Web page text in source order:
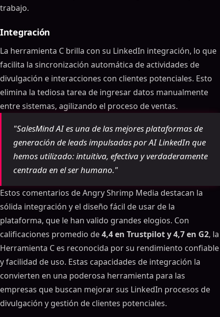
trabajo.
Integración
La herramienta C brilla con su LinkedIn integración, lo que
facilita la sincronización automática de actividades de
divulgación e interacciones con clientes potenciales. Esto
elimina la tediosa tarea de ingresar datos manualmente
entre sistemas, agilizando el proceso de ventas.
"SalesMind AI es una de las mejores plataformas de
generación de leads impulsadas por AI LinkedIn que
hemos utilizado: intuitiva, efectiva y verdaderamente
centrada en el ser humano."
Estos comentarios de Angry Shrimp Media destacan la
sólida integración y el diseño fácil de usar de la
plataforma, que le han valido grandes elogios. Con
calificaciones promedio de4,4 en Trustpilot y 4,7 en G2, la
Herramienta C es reconocida por su rendimiento confiable
y facilidad de uso. Estas capacidades de integración la
convierten en una poderosa herramienta para las
empresas que buscan mejorar sus LinkedIn procesos de
divulgación y gestión de clientes potenciales.